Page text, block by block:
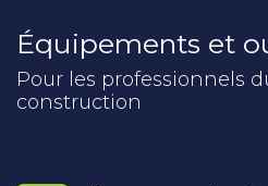
Équipements et
Pour les professionnels
construction